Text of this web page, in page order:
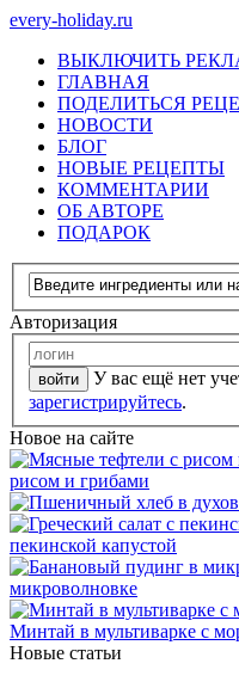
every-holiday.ru
ВЫКЛЮЧИТЬ
ГЛАВНАЯ
ПОДЕЛИТЬСЯ
НОВОСТИ
БЛОГ
НОВЫЕ РЕЦЕПТЫ
КОММЕНТАРИИ
ОБ АВТОРЕ
ПОДАРОК
Авторизация
У вас ещё нет
зарегистрируйтесь.
Новое на сайте
рисом и грибами
пекинской капустой
микроволновке
Минтай в мультиварке с
Новые статьи